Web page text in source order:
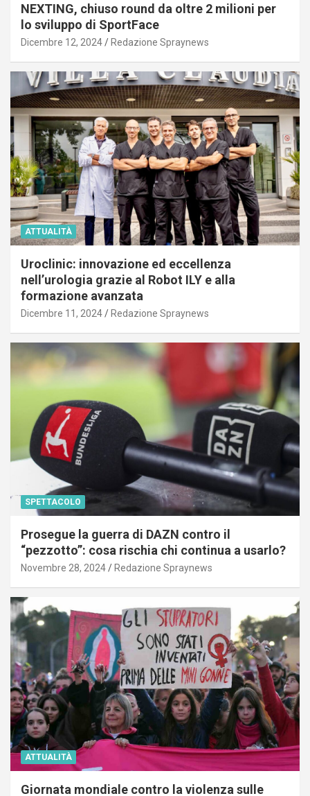
NEXTING, chiuso round da oltre 2 milioni per
lo sviluppo di SportFace
Dicembre 12, 2024 Redazione Spraynews
ATTUALITÀ
Uroclinic: innovazione ed eccellenza
nell’urologia grazie al Robot ILY e alla
formazione avanzata
Dicembre 11, 2024 Redazione Spraynews
SPETTACOLO
Prosegue la guerra di DAZN contro il
“pezzotto”: cosa rischia chi continua a usarlo?
Novembre 28, 2024 Redazione Spraynews
ATTUALITÀ
Giornata mondiale contro la violenza sulle